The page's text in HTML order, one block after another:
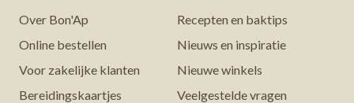
Over Bon'Ap
Recepten en baktips
Online bestellen
Nieuws en inspiratie
Voor zakelijke klanten
Nieuwe winkels
Bereidingskaartjes
Veelgestelde vragen